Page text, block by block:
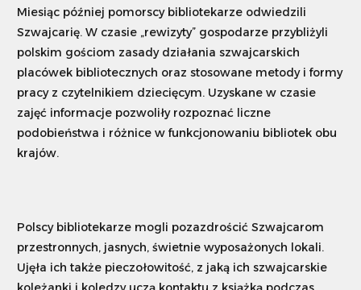
Miesiąc później pomorscy bibliotekarze odwiedzili
Szwajcarię. W czasie „rewizyty” gospodarze przybliżyli
polskim gościom zasady działania szwajcarskich
placówek bibliotecznych oraz stosowane metody i formy
pracy z czytelnikiem dziecięcym. Uzyskane w czasie
zajęć informacje pozwoliły rozpoznać liczne
podobieństwa i różnice w funkcjonowaniu bibliotek obu
krajów.
Polscy bibliotekarze mogli pozazdrościć Szwajcarom
przestronnych, jasnych, świetnie wyposażonych lokali.
Ujęła ich także pieczołowitość, z jaką ich szwajcarskie